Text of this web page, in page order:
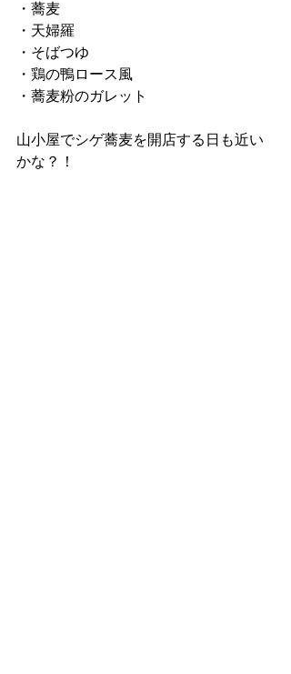
・蕎麦
・天婦羅
・そばつゆ
・鶏の鴨ロース風
・蕎麦粉のガレット
山小屋でシゲ蕎麦を開店する日も近い
かな？！